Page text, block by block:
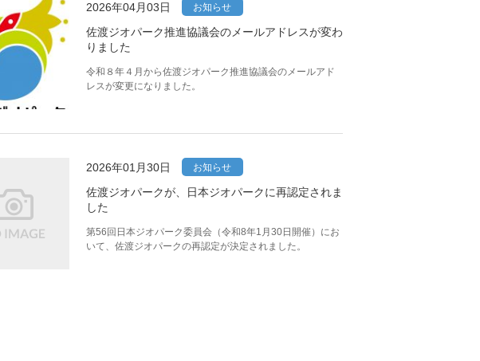
2026年04月03日 お知らせ
佐渡ジオパーク推進協議会のメールアドレスが変わ
りました
令和８年４月から佐渡ジオパーク推進協議会のメールアド
レスが変更になりました。
2026年01月30日 お知らせ
佐渡ジオパークが、日本ジオパークに再認定されま
した
第56回日本ジオパーク委員会（令和8年1月30日開催）にお
いて、佐渡ジオパークの再認定が決定されました。